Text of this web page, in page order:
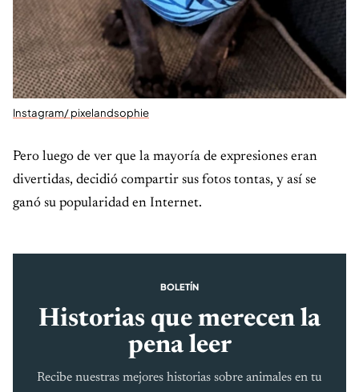
Instagram/ pixelandsophie
Pero luego de ver que la mayoría de expresiones eran
divertidas, decidió compartir sus fotos tontas, y así se
ganó su popularidad en Internet.
BOLETÍN
Historias que merecen la
pena leer
Recibe nuestras mejores historias sobre animales en tu